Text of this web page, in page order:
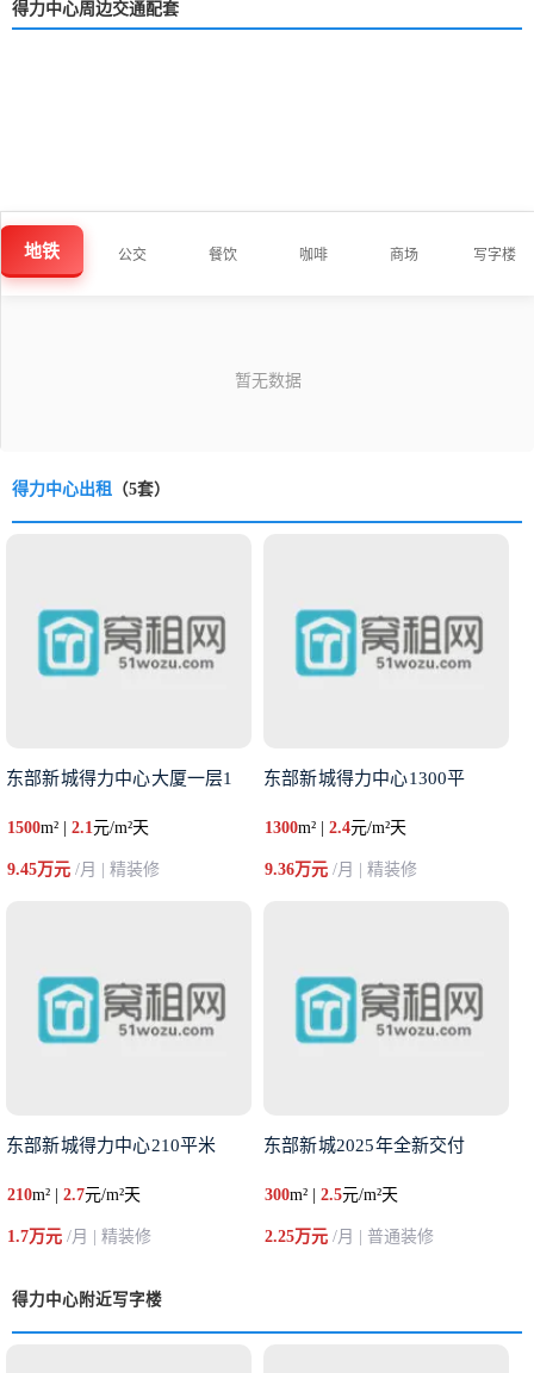
得力中心周边交通配套
地铁 公交 餐饮 咖啡 商场 写字楼
得力中心出租 （5套）
东部新城得力中心大厦一层1
1500m² | 2.1元/m²天
9.45万元 /月 | 精装修
东部新城得力中心1300平
1300m² |2.4元/m²天
9.36万元/月 | 精装修
东部新城得力中心210平米
210m² | 2.7元/m²天
1.7万元 /月 | 精装修
东部新城2025年全新交付
300m² |2.5元/m²天
2.25万元/月 | 普通装修
得力中心附近写字楼